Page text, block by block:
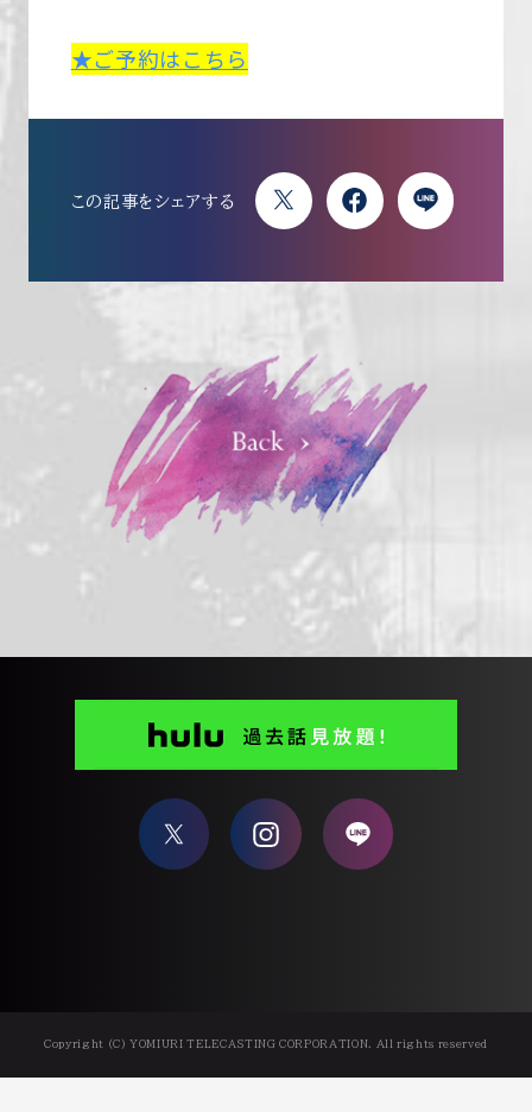
★ご予約はこちら
この記事をシェアする
Copyright (C) YOMIURI TELECASTING CORPORATION. All rights reserved